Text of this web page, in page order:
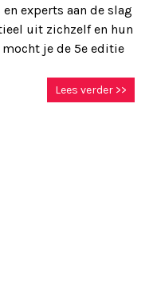
experts aan de slag
uit zichzelf en hun
je de 5e editie
Lees verder >>